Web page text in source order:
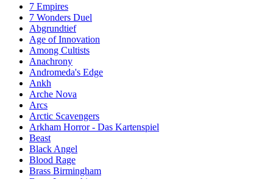
7 Empires
7 Wonders Duel
Abgrundtief
Age of Innovation
Among Cultists
Anachrony
Andromeda's Edge
Ankh
Arche Nova
Arcs
Arctic Scavengers
Arkham Horror - Das Kartenspiel
Beast
Black Angel
Blood Rage
Brass Birmingham